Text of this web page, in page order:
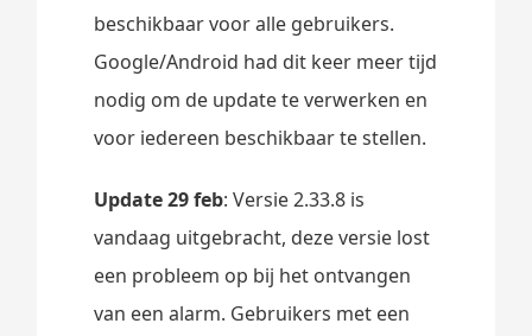
beschikbaar voor alle gebruikers.
Google/Android had dit keer meer tijd
nodig om de update te verwerken en
voor iedereen beschikbaar te stellen.
Update 29 feb: Versie 2.33.8 is
vandaag uitgebracht, deze versie lost
een probleem op bij het ontvangen
van een alarm. Gebruikers met een